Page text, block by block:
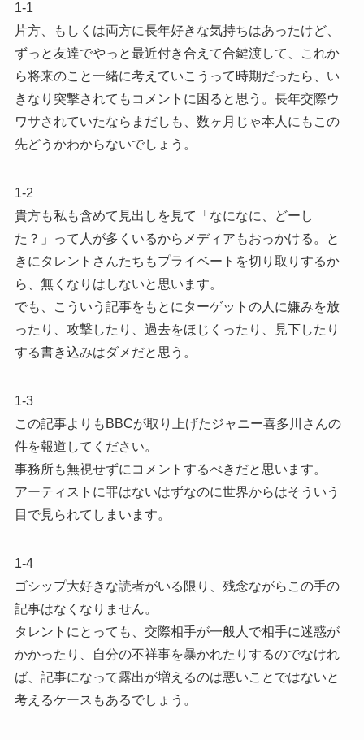
1-1
片方、もしくは両方に長年好きな気持ちはあったけど、
ずっと友達でやっと最近付き合えて合鍵渡して、これか
ら将来のこと一緒に考えていこうって時期だったら、い
きなり突撃されてもコメントに困ると思う。長年交際ウ
ワサされていたならまだしも、数ヶ月じゃ本人にもこの
先どうかわからないでしょう。
1-2
貴方も私も含めて見出しを見て「なになに、どーし
た？」って人が多くいるからメディアもおっかける。と
きにタレントさんたちもプライベートを切り取りするか
ら、無くなりはしないと思います。
でも、こういう記事をもとにターゲットの人に嫌みを放
ったり、攻撃したり、過去をほじくったり、見下したり
する書き込みはダメだと思う。
1-3
この記事よりもBBCが取り上げたジャニー喜多川さんの
件を報道してください。
事務所も無視せずにコメントするべきだと思います。
アーティストに罪はないはずなのに世界からはそういう
目で見られてしまいます。
1-4
ゴシップ大好きな読者がいる限り、残念ながらこの手の
記事はなくなりません。
タレントにとっても、交際相手が一般人で相手に迷惑が
かかったり、自分の不祥事を暴かれたりするのでなけれ
ば、記事になって露出が増えるのは悪いことではないと
考えるケースもあるでしょう。